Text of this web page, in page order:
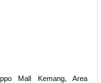
Mall Kemang, Area